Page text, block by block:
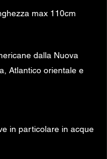
max 110cm
dalla Nuova
Atlantico orientale e
in particolare in acque